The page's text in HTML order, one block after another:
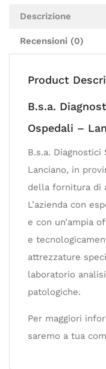
Descrizione
Recensioni (0)
Product
B.s.a.
Ospedali –
B.s.a. Diagnostici
Lanciano, in
della fornitura di
L’azienda con
e con un’ampia
e
attrezzature
laboratorio
patologiche.
Per maggiori
saremo a tua